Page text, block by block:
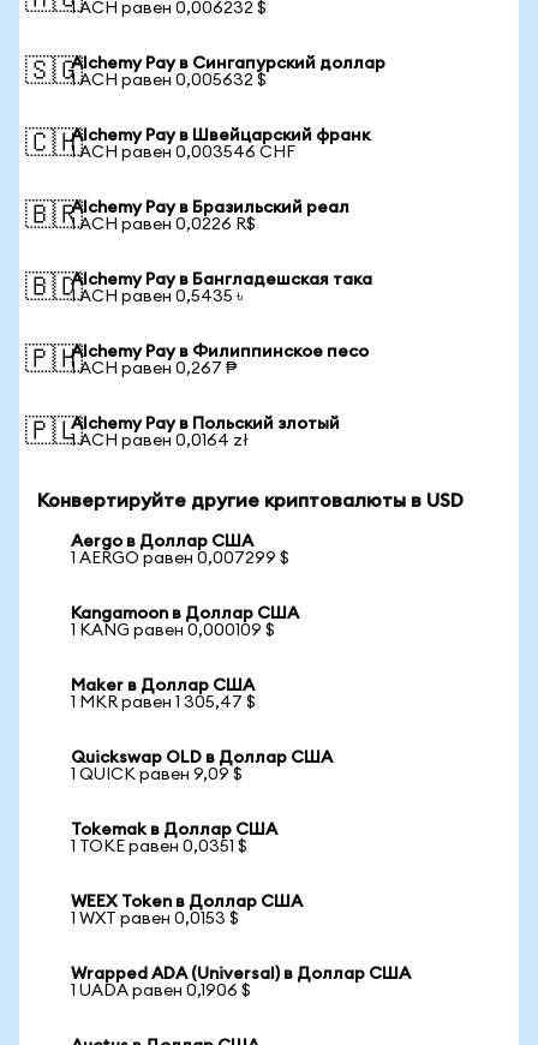
1 ACH равен 0,006232 $
🇸🇬Alchemy Pay в Сингапурский доллар
1 ACH равен 0,005632 $
🇨🇭Alchemy Pay в Швейцарский франк
1 ACH равен 0,003546 CHF
🇧🇷Alchemy Pay в Бразильский реал
1 ACH равен 0,0226 R$
🇧🇩Alchemy Pay в Бангладешская така
1 ACH равен 0,5435 ৳
🇵🇭Alchemy Pay в Филиппинское песо
1 ACH равен 0,267 ₱
🇵🇱Alchemy Pay в Польский злотый
1 ACH равен 0,0164 zł
Конвертируйте другие криптовалюты в USD
Aergo в Доллар США
1 AERGO равен 0,007299 $
Kangamoon в Доллар США
1 KANG равен 0,000109 $
Maker в Доллар США
1 MKR равен 1 305,47 $
Quickswap OLD в Доллар США
1 QUICK равен 9,09 $
Tokemak в Доллар США
1 TOKE равен 0,0351 $
WEEX Token в Доллар США
1 WXT равен 0,0153 $
Wrapped ADA (Universal) в Доллар США
1 UADA равен 0,1906 $